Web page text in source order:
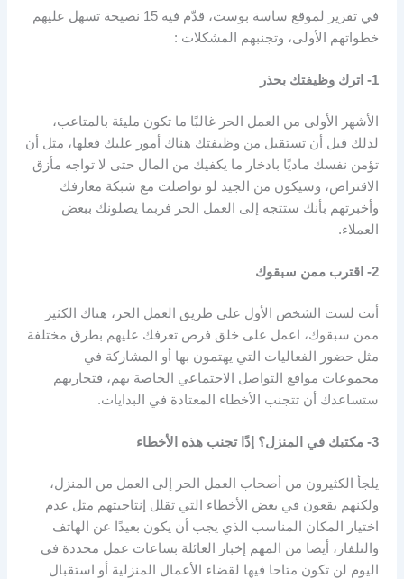
في تقرير لموقع ساسة بوست، قدّم فيه 15 نصيحة تسهل عليهم
خطواتهم الأولى، وتجنبهم المشكلات :
1- اترك وظيفتك بحذر
الأشهر الأولى من العمل الحر غالبًا ما تكون مليئة بالمتاعب،
لذلك قبل أن تستقيل من وظيفتك هناك أمور عليك فعلها، مثل أن
تؤمن نفسك ماديًا بادخار ما يكفيك من المال حتى لا تواجه مأزق
الاقتراض، وسيكون من الجيد لو تواصلت مع شبكة معارفك
وأخبرتهم بأنك ستتجه إلى العمل الحر فربما يصلونك ببعض
العملاء.
2- اقترب ممن سبقوك
أنت لست الشخص الأول على طريق العمل الحر، هناك الكثير
ممن سبقوك، اعمل على خلق فرص تعرفك عليهم بطرق مختلفة
مثل حضور الفعاليات التي يهتمون بها أو المشاركة في
مجموعات مواقع التواصل الاجتماعي الخاصة بهم، فتجاربهم
ستساعدك أن تتجنب الأخطاء المعتادة في البدايات.
3- مكتبك في المنزل؟ إذًا تجنب هذه الأخطاء
يلجأ الكثيرون من أصحاب العمل الحر إلى العمل من المنزل،
ولكنهم يقعون في بعض الأخطاء التي تقلل إنتاجيتهم مثل عدم
اختيار المكان المناسب الذي يجب أن يكون بعيدًا عن الهاتف
والتلفاز، أيضا من المهم إخبار العائلة بساعات عمل محددة في
اليوم لن تكون متاحا فيها لقضاء الأعمال المنزلية أو استقبال